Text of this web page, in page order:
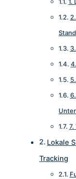
Lokale
Tracking